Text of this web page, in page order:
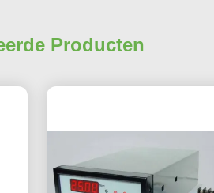
Producten